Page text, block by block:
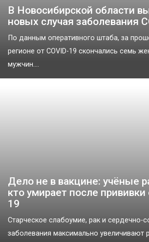
В Новосибирской области
новых случая заболевания
По данным оперативного штаба, за
регионе от COVID-19 скончались семь
мужчин....
Дело не в вакцине: учёные
кто умирает после прививки
19
Старческое слабоумие, рак и сердечно-
заболевания максимально увеличивают